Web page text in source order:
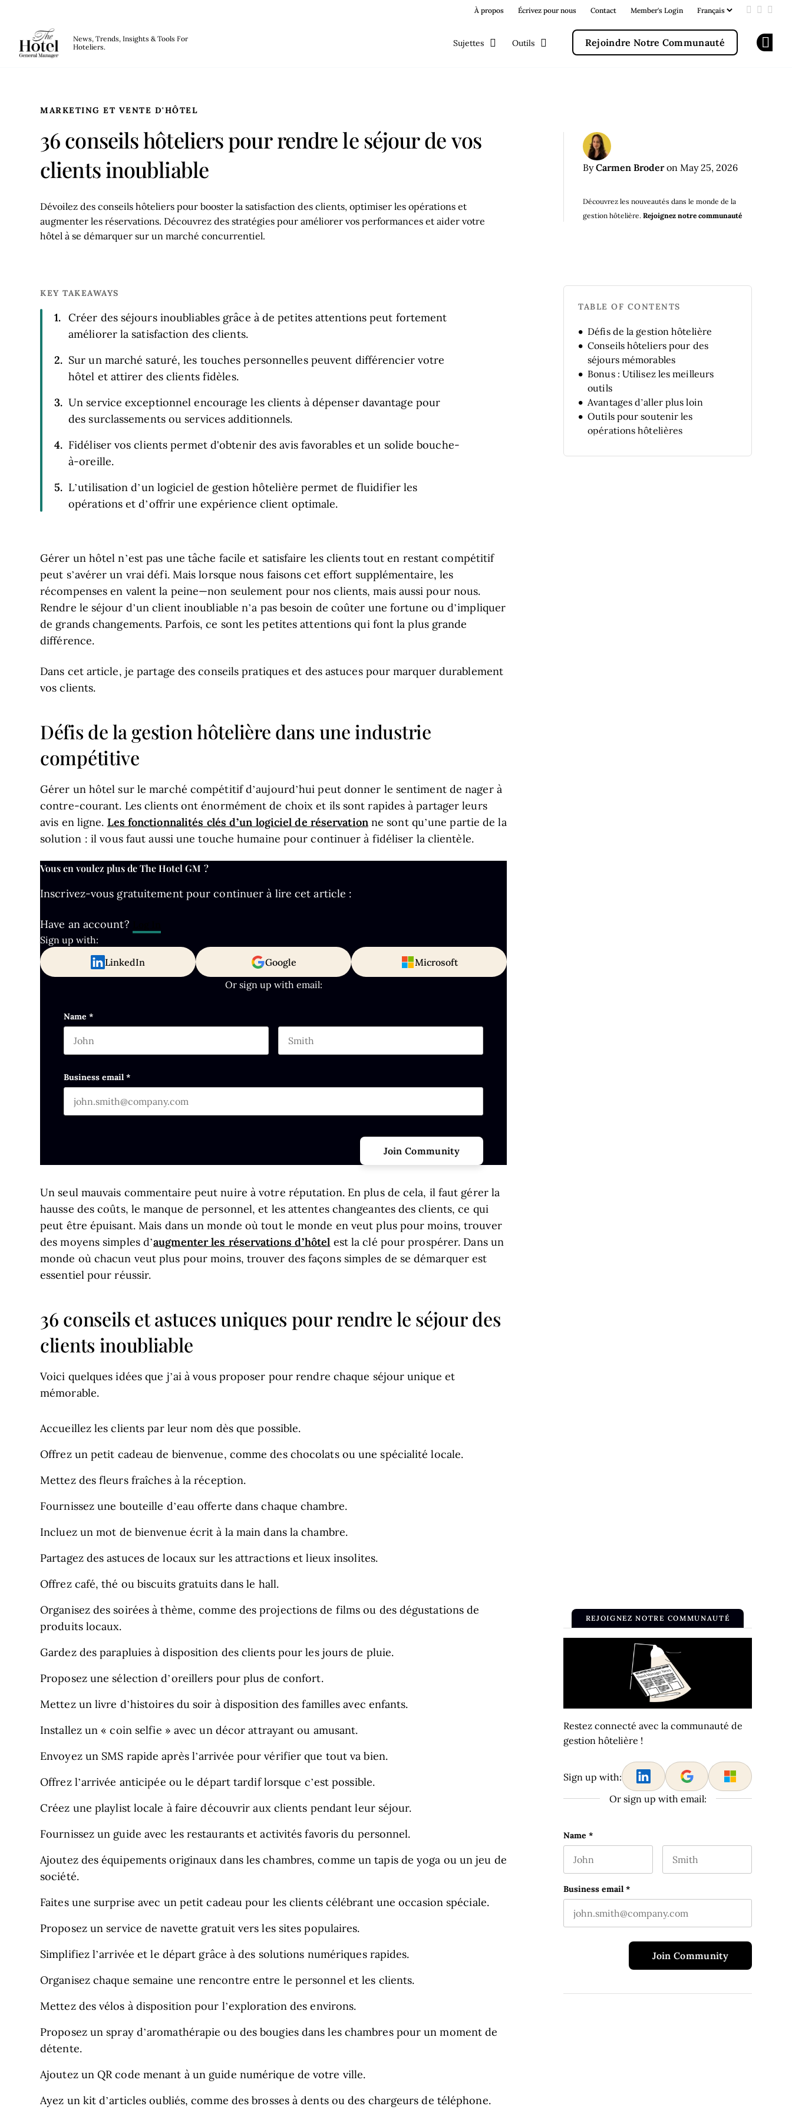
À propos Écrivez pour nous Contact Member's Login Add us
Follow
News, Trends, Insights & Tools For
Hoteliers.
Sujettes Outils Rejoindre Notre Communauté
MARKETING ET VENTE D'HÔTEL
36 conseils hôteliers pour rendre le séjour de vos
clients inoubliable
ByCarmen Broderon May 25, 2026
Découvrez les nouveautés dans le monde de la
gestion hôtelière. Rejoignez notre communauté
Dévoilez des conseils hôteliers pour booster la satisfaction des clients, optimiser les opérations et
augmenter les réservations. Découvrez des stratégies pour améliorer vos performances et aider votre
hôtel à se démarquer sur un marché concurrentiel.
KEY TAKEAWAYS
Créer des séjours inoubliables grâce à de petites attentions peut fortement
améliorer la satisfaction des clients.
Sur un marché saturé, les touches personnelles peuvent différencier votre
hôtel et attirer des clients fidèles.
Un service exceptionnel encourage les clients à dépenser davantage pour
des surclassements ou services additionnels.
Fidéliser vos clients permet d'obtenir des avis favorables et un solide bouche-
à-oreille.
L’utilisation d’un logiciel de gestion hôtelière permet de fluidifier les
opérations et d’offrir une expérience client optimale.
Gérer un hôtel n’est pas une tâche facile et satisfaire les clients tout en restant compétitif
peut s’avérer un vrai défi. Mais lorsque nous faisons cet effort supplémentaire, les
récompenses en valent la peine—non seulement pour nos clients, mais aussi pour nous.
Rendre le séjour d’un client inoubliable n’a pas besoin de coûter une fortune ou d’impliquer
de grands changements. Parfois, ce sont les petites attentions qui font la plus grande
différence.
Dans cet article, je partage des conseils pratiques et des astuces pour marquer durablement
vos clients.
Défis de la gestion hôtelière dans une industrie
compétitive
Gérer un hôtel sur le marché compétitif d’aujourd’hui peut donner le sentiment de nager à
contre-courant. Les clients ont énormément de choix et ils sont rapides à partager leurs
avis en ligne. Les fonctionnalités clés d’un logiciel de réservationne sont qu’une partie de la
solution : il vous faut aussi une touche humaine pour continuer à fidéliser la clientèle.
Vous en voulez plus de The Hotel GM ?
Inscrivez-vous gratuitement pour continuer à lire cet article :
Have an account?
Sign up with:
LinkedIn
Google
Microsoft
Or sign up with email:
LinkedIn
Name *
Business email*
Un seul mauvais commentaire peut nuire à votre réputation. En plus de cela, il faut gérer la
hausse des coûts, le manque de personnel, et les attentes changeantes des clients, ce qui
peut être épuisant. Mais dans un monde où tout le monde en veut plus pour moins, trouver
des moyens simples d’augmenter les réservations d’hôtel est la clé pour prospérer. Dans un
monde où chacun veut plus pour moins, trouver des façons simples de se démarquer est
essentiel pour réussir.
36 conseils et astuces uniques pour rendre le séjour des
clients inoubliable
Voici quelques idées que j’ai à vous proposer pour rendre chaque séjour unique et
mémorable.
Accueillez les clients par leur nom dès que possible.
Offrez un petit cadeau de bienvenue, comme des chocolats ou une spécialité locale.
Mettez des fleurs fraîches à la réception.
Fournissez une bouteille d’eau offerte dans chaque chambre.
Incluez un mot de bienvenue écrit à la main dans la chambre.
Partagez des astuces de locaux sur les attractions et lieux insolites.
Offrez café, thé ou biscuits gratuits dans le hall.
Organisez des soirées à thème, comme des projections de films ou des dégustations de
produits locaux.
Gardez des parapluies à disposition des clients pour les jours de pluie.
Proposez une sélection d’oreillers pour plus de confort.
Mettez un livre d’histoires du soir à disposition des familles avec enfants.
Installez un « coin selfie » avec un décor attrayant ou amusant.
Envoyez un SMS rapide après l’arrivée pour vérifier que tout va bien.
Offrez l’arrivée anticipée ou le départ tardif lorsque c’est possible.
Créez une playlist locale à faire découvrir aux clients pendant leur séjour.
Fournissez un guide avec les restaurants et activités favoris du personnel.
Ajoutez des équipements originaux dans les chambres, comme un tapis de yoga ou un jeu de
société.
Faites une surprise avec un petit cadeau pour les clients célébrant une occasion spéciale.
Proposez un service de navette gratuit vers les sites populaires.
Simplifiez l’arrivée et le départ grâce à des solutions numériques rapides.
Organisez chaque semaine une rencontre entre le personnel et les clients.
Mettez des vélos à disposition pour l’exploration des environs.
Proposez un spray d’aromathérapie ou des bougies dans les chambres pour un moment de
détente.
Ajoutez un QR code menant à un guide numérique de votre ville.
Ayez un kit d’articles oubliés, comme des brosses à dents ou des chargeurs de téléphone.
TABLE OF CONTENTS
Défis de la gestion hôtelière
Conseils hôteliers pour des
séjours mémorables
Bonus : Utilisez les meilleurs
outils
Avantages d’aller plus loin
Outils pour soutenir les
opérations hôtelières
REJOIGNEZ NOTRE COMMUNAUTÉ
Restez connecté avec la communauté de
gestion hôtelière !
Sign up with:
Or sign up with email:
Facebook
This field is for validation purposes and should
Name *
First name
Last name
Business email*